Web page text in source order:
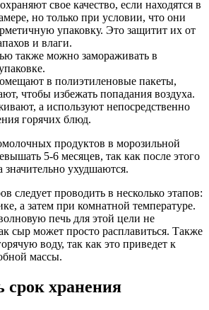
свое качество, если находятся в
но только при условии, что они
упаковку. Это защитит их от
и влаги.
также можно замораживать в
в полиэтиленовые пакеты,
чтобы избежать попадания воздуха.
а используют непосредственно
горячих блюд.
продуктов в морозильной
5-6 месяцев, так как после этого
значительно ухудшаются.
следует проводить в несколько этапов:
а затем при комнатной температуре.
печь для этой цели не
сыр может просто расплавиться. Также
воду, так как это приведет к
массы.
срок хранения